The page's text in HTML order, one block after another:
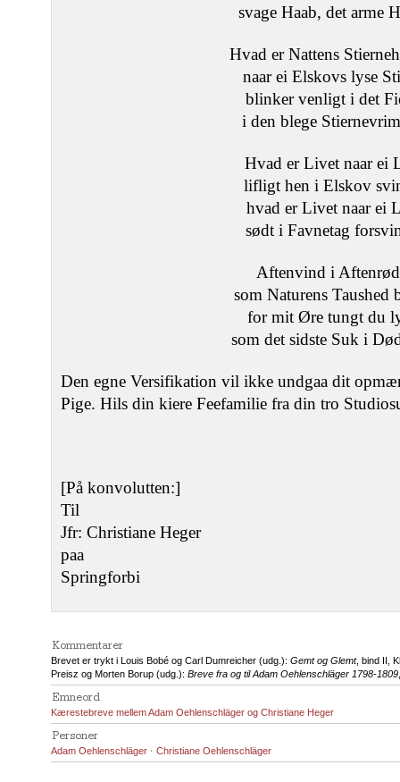
svage Haab, det arme
Hvad er Nattens
naar ei Elskovs lyse
blinker venligt i det
i den blege
Hvad er Livet naar ei
lifligt hen i Elskov
hvad er Livet naar ei
sødt i Favnetag
Aftenvind i
som Naturens Taushed
for mit Øre tungt du
som det sidste Suk i
Den egne Versifikation vil ikke undgaa dit
Pige. Hils din kiere Feefamilie fra din tro
[På konvolutten:]
Til
Jfr: Christiane Heger
paa
Springforbi
Kommentarer
Brevet er trykt i Louis Bobé og Carl Dumreicher (udg.): Gemt og Glemt, bind II,
Preisz og Morten Borup (udg.): Breve fra og til Adam Oehlenschläger 1798-1809
Emneord
Kærestebreve mellem Adam Oehlenschläger og Christiane Heger
Personer
Adam Oehlenschläger · Christiane Oehlenschläger